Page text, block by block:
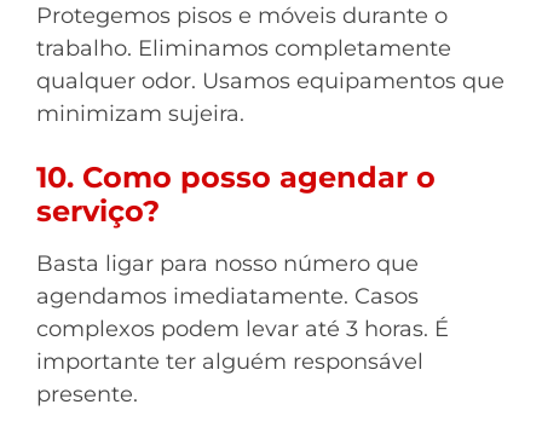
Protegemos pisos e móveis durante o
trabalho. Eliminamos completamente
qualquer odor. Usamos equipamentos que
minimizam sujeira.
10. Como posso agendar o
serviço?
Basta ligar para nosso número que
agendamos imediatamente. Casos
complexos podem levar até 3 horas. É
importante ter alguém responsável
presente.